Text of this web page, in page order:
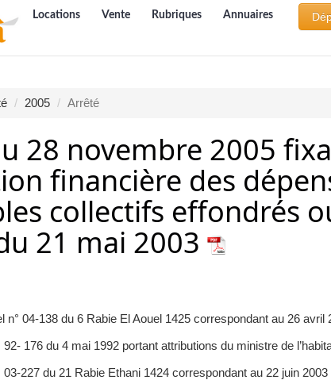
Locations Vente Rubriques Annuaires
2005 Arrêté
28 novembre 2005
financière des
collectifs effondrés
21 mai 2003
n° 04-138 du 6 Rabie El Aouel 1425 correspondant au 26
176 du 4 mai 1992 portant attributions du ministre de
227 du 21 Rabie Ethani 1424 correspondant au 22 juin